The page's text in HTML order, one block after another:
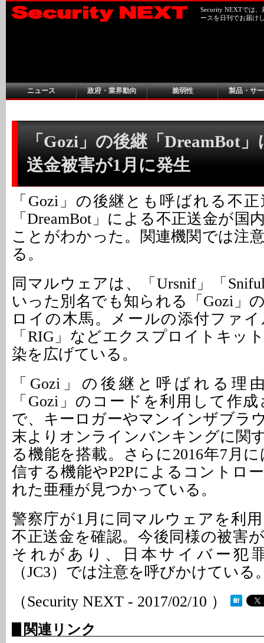
Security NEXTでは
ースを日刊でお届け
ニュース 政府・業界動向 脆弱性 製品・サ
「Gozi」の後継「DreamBot
送金被害が1月に発生
「Gozi」の後継とも呼ばれる不
「DreamBot」による不正送金が国
ことがわかった。関連機関では注
る。
同マルウェアは、「Ursnif」「
いった別名でも知られる「Gozi」
ロイの木馬。メールの添付ファ
「RIG」などエクスプロイトキッ
染を広げている。
「Gozi」の後継と呼ばれる理
「Gozi」のコードを利用して作
で、キーロガーやマンインザブラ
末よりオンラインバンキングに関
る機能を搭載。さらに2016年7月
信する機能やP2Pによるコントロ
れた亜種が見つかっている。
警察庁が1月に同マルウェアを利
不正送金を確認。今後同様の被害
それがあり、日本サイバー犯
（JC3）では注意を呼びかけている
（Security NEXT - 2017/02/10 ）
関連リンク